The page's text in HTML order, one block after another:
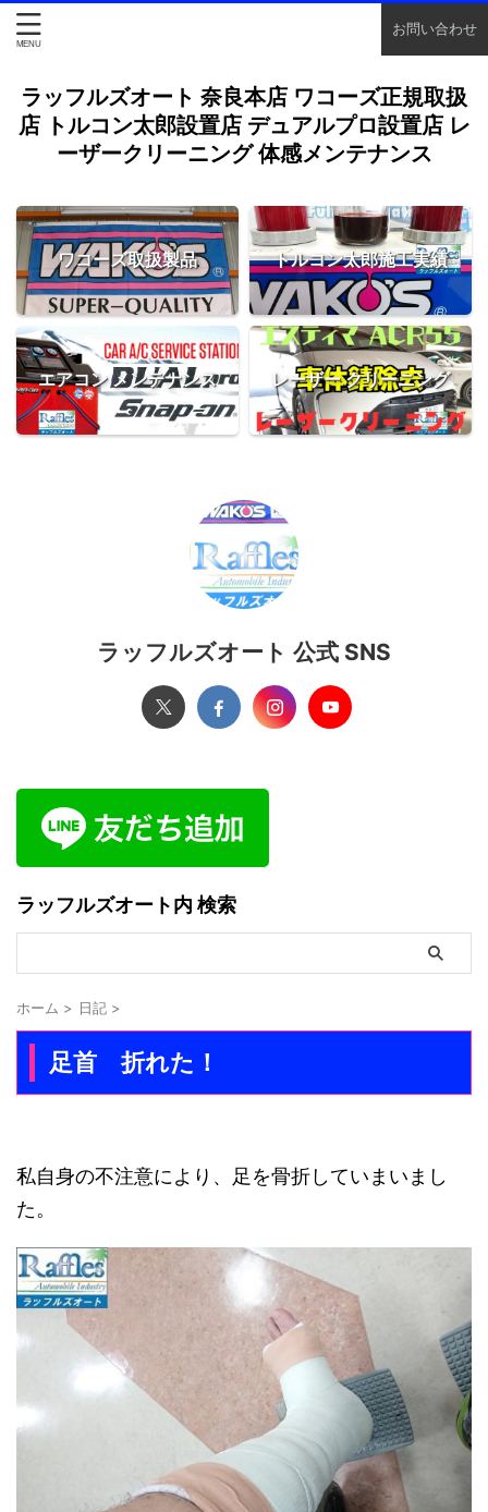
お問い合わせ
ラッフルズオート 奈良本店 ワコーズ正規取扱
店 トルコン太郎設置店 デュアルプロ設置店 レ
ーザークリーニング 体感メンテナンス
ワコーズ取扱製品 トルコン太郎施工実績
エアコン メンテナンス レーザー クリーニング
ラッフルズオート 公式 SNS
ラッフルズオート内 検索
ホーム > 日記 >
足首 折れた！
私自身の不注意により、足を骨折していまいまし
た。